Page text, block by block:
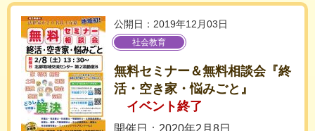
公開日：2019年12月03日
社会教育
無料セミナー＆無料相談会『終
活・空き家・悩みごと』
イベント終了
開催日：2020年2月8日